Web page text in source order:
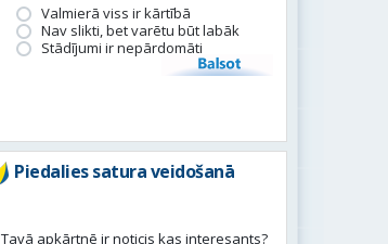
Valmierā viss ir kārtībā
Nav slikti, bet varētu būt labāk
Stādījumi ir nepārdomāti
Balsot
Piedalies satura veidošanā
Tavā apkārtnē ir noticis kas interesants?